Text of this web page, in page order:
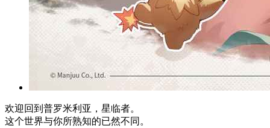
欢迎回到普罗米利亚，星临者。
这个世界与你所熟知的已然不同。